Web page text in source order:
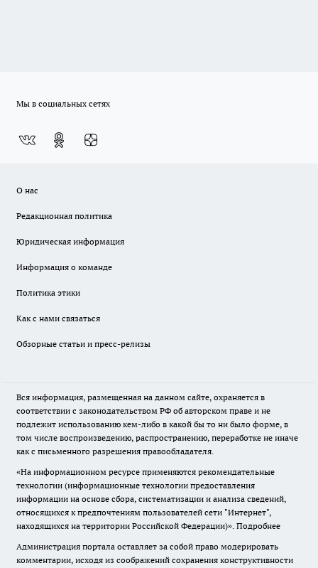
Мы в социальных сетях
О нас
Редакционная политика
Юридическая информация
Информация о команде
Политика этики
Как с нами связаться
Обзорные статьи и пресс-релизы
Вся информация, размещенная на данном сайте, охраняется в
соответствии с законодательством РФ об авторском праве и не
подлежит использованию кем-либо в какой бы то ни было форме, в
том числе воспроизведению, распространению, переработке не иначе
как с письменного разрешения правообладателя.
«На информационном ресурсе применяются рекомендательные
технологии (информационные технологии предоставления
информации на основе сбора, систематизации и анализа сведений,
относящихся к предпочтениям пользователей сети "Интернет",
находящихся на территории Российской Федерации)». Подробнее
Администрация портала оставляет за собой право модерировать
комментарии, исходя из соображений сохранения конструктивности